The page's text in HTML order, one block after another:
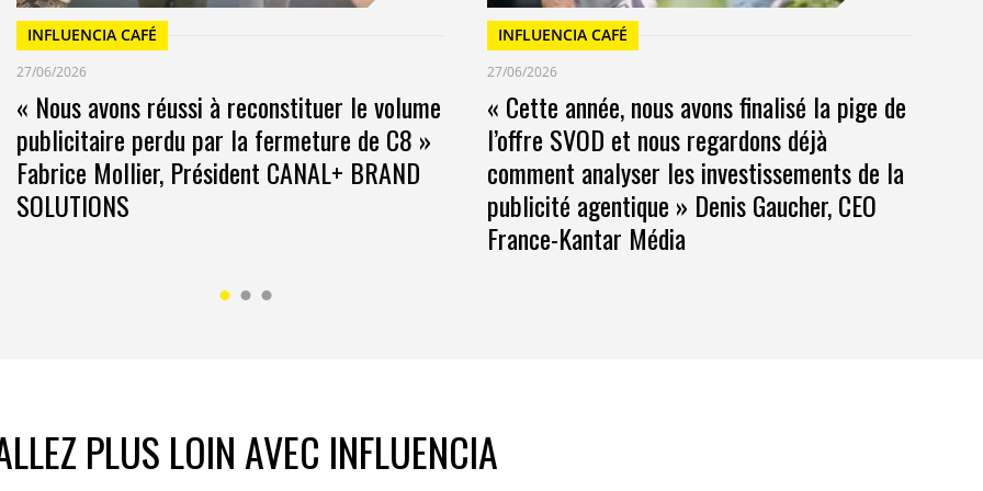
trois générations de lectrices. Comment
INFLUENCIA CAFÉ
27/06/2026
« Nous avons réussi à reconstituer le volume
publicitaire perdu par la fermeture de C8 »
Fabrice Mollier, Président CANAL+ BRAND
SOLUTIONS
INFLUENCIA CAFÉ
27/06/2026
« Cette année, nous avons finalisé la pige de
l’offre SVOD et nous regardons déjà
comment analyser les investissements de la
publicité agentique » Denis Gaucher, CEO
France-Kantar Média
PLUS LOIN AVEC INFLUENCIA